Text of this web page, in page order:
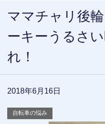
ママチャリ後
ーキーうるさ
れ！
2018年6月16日
自転車の悩み